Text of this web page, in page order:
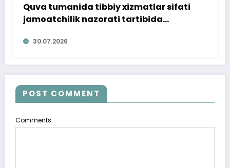
Quva tumanida tibbiy xizmatlar sifati
jamoatchilik nazorati tartibida
o‘rganildi
30.07.2026
POST COMMENT
Comments